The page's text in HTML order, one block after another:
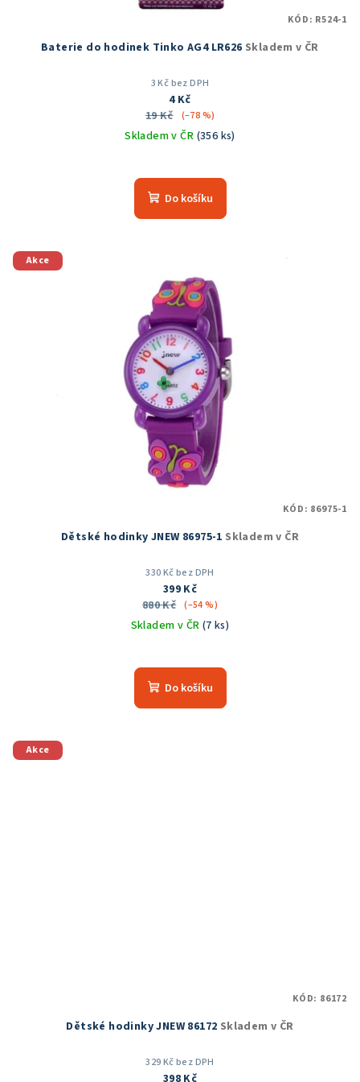
Baterie do hodinek Tinko AG4 LR626 Skladem v ČR
3 Kč bez DPH
4 Kč
19 Kč
(–78 %)
Skladem v ČR (356 ks)
hodnocení
produktu
hvězdiček.
Do košíku
KÓD: R524-1
Akce
Dětské hodinky JNEW 86975-1 Skladem v ČR
330 Kč bez DPH
399 Kč
880 Kč (–54 %)
Skladem v ČR (7 ks)
hodnocení
produktu
Do košíku
KÓD: 86975-1
Akce
Dětské hodinky JNEW 86172 Skladem v ČR
329 Kč bez DPH
398 Kč
KÓD: 86172